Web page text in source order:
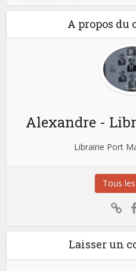
A propos
Alexandre -
Librairie Port
Tous
Laisser un